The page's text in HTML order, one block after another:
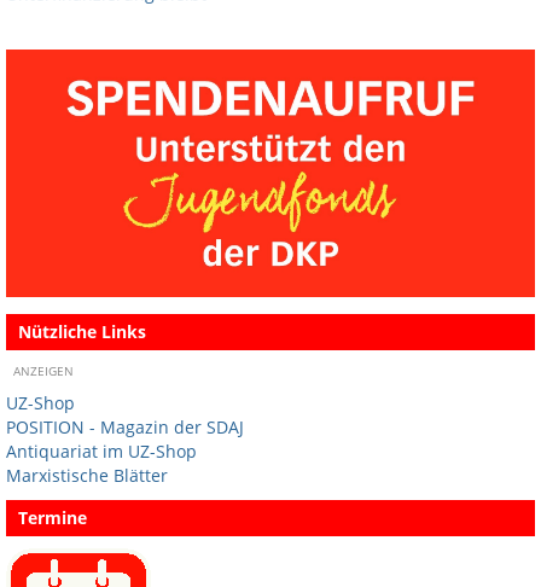
Nützliche Links
ANZEIGEN
UZ-Shop
POSITION - Magazin der SDAJ
Antiquariat im UZ-Shop
Marxistische Blätter
Termine